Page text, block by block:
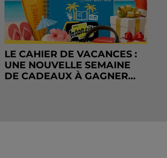
LE CAHIER DE VACANCES :
UNE NOUVELLE SEMAINE
DE CADEAUX À GAGNER...